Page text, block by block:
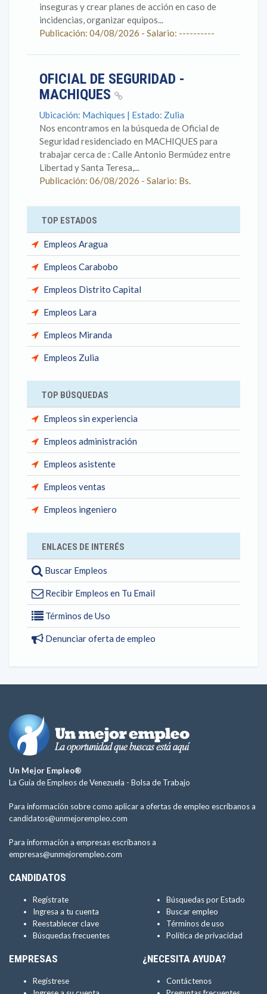
inseguras y crear planes de acción en caso de
incidencias, organizar equipos...
Publicación: 04/08/2026 - Salario: ----------
OFICIAL DE SEGURIDAD -
MACHIQUES
Ubicación: Machiques | Estado: Zulia
Nos encontramos en la búsqueda de Oficial de
Seguridad residenciado en MACHIQUES para
trabajar cerca de : Calle Antonio Bermúdez entre
Libertad y Santa Teresa,...
Publicación: 06/08/2026 - Salario: Bs.
TOP ESTADOS
Empleos Aragua
Empleos Carabobo
Empleos Distrito Capital
Empleos Lara
Empleos Miranda
Empleos Zulia
TOP BÚSQUEDAS
Empleos sin experiencia
Empleos administración
Empleos asistente
Empleos ventas
Empleos ingeniero
ENLACES DE INTERÉS
Buscar Empleos
Recibir Empleos en Tu Email
Términos de Uso
Denunciar oferta de empleo
Un Mejor Empleo®
La Guía de Empleos de Venezuela - Bolsa de Trabajo
Para información sobre como aplicar a ofertas de empleo escríbanos a
candidatos@unmejorempleo.com
Para información a empresas escríbanos a
empresas@unmejorempleo.com
CANDIDATOS
Regístrate
Ingresa a tu cuenta
Reestablecer clave
Búsquedas frecuentes
Búsquedas por Estado
Buscar empleo
Términos de uso
Política de privacidad
EMPRESAS
Regístrese
¿NECESITA AYUDA?
Contáctenos